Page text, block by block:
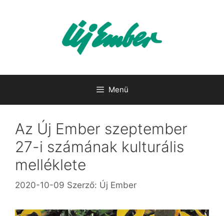
Menü
Az Új Ember szeptember
27-i számának kulturális
melléklete
2020-10-09 Szerző: Új Ember